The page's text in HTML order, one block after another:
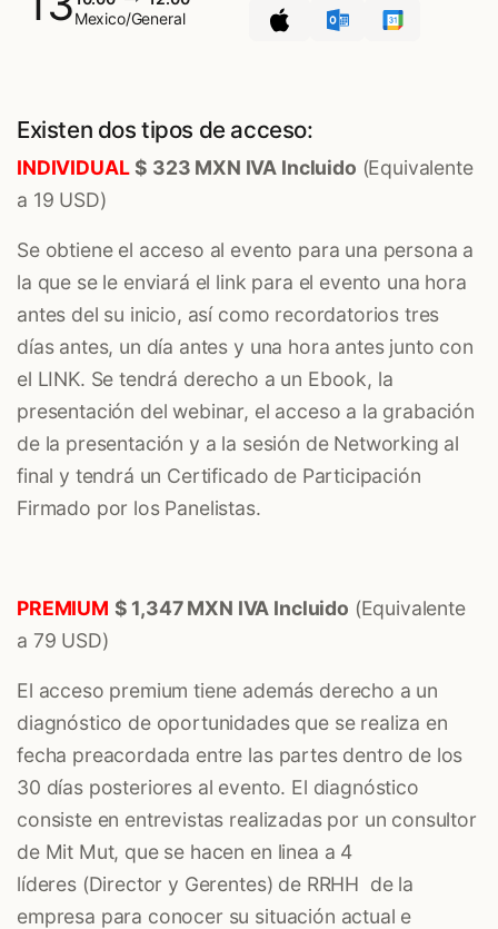
Mexico/General
Existen dos tipos de acceso:
INDIVIDUAL $ 323 MXN IVA Incluido (Equivalente
a 19 USD)
Se obtiene el acceso al evento para una persona a
la que se le enviará el link para el evento una hora
antes del su inicio, así como recordatorios tres
días antes, un día antes y una hora antes junto con
el LINK. Se tendrá derecho a un Ebook, la
presentación del webinar, el acceso a la grabación
de la presentación y a la sesión de Networking al
final y tendrá un Certificado de Participación
Firmado por los Panelistas.
PREMIUM $ 1,347 MXN IVA Incluido (Equivalente
a 79 USD)
El acceso premium tiene además derecho a un
diagnóstico de oportunidades que se realiza en
fecha preacordada entre las partes dentro de los
30 días posteriores al evento. El diagnóstico
consiste en entrevistas realizadas por un consultor
de Mit Mut, que se hacen en linea a 4
líderes (Director y Gerentes) de RRHH de la
empresa para conocer su situación actual e